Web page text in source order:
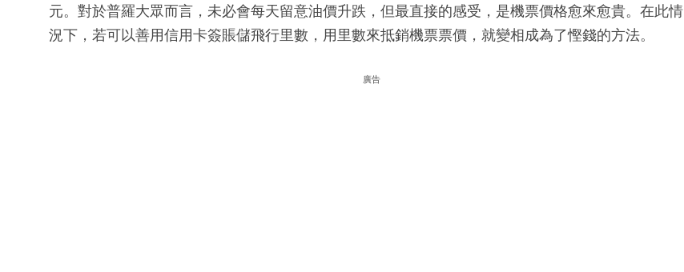
元。對於普羅大眾而言，未必會每天留意油價升跌，但最直接的感受，是機票價格愈來愈貴。在此情
況下，若可以善用信用卡簽賬儲飛行里數，用里數來抵銷機票票價，就變相成為了慳錢的方法。
廣告